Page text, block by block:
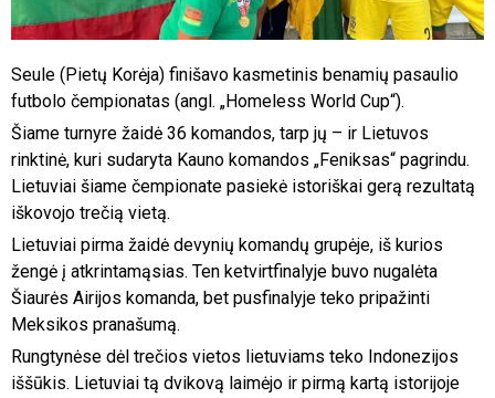
Seule (Pietų Korėja) finišavo kasmetinis benamių pasaulio
futbolo čempionatas (angl. „Homeless World Cup“).
Šiame turnyre žaidė 36 komandos, tarp jų – ir Lietuvos
rinktinė, kuri sudaryta Kauno komandos „Feniksas“ pagrindu.
Lietuviai šiame čempionate pasiekė istoriškai gerą rezultatą
iškovojo trečią vietą.
Lietuviai pirma žaidė devynių komandų grupėje, iš kurios
žengė į atkrintamąsias. Ten ketvirtfinalyje buvo nugalėta
Šiaurės Airijos komanda, bet pusfinalyje teko pripažinti
Meksikos pranašumą.
Rungtynėse dėl trečios vietos lietuviams teko Indonezijos
iššūkis. Lietuviai tą dvikovą laimėjo ir pirmą kartą istorijoje